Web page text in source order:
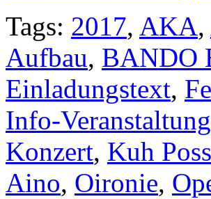
Tags: 2017, AKA,
Aufbau, BANDO
Einladungstext,
Info-Veranstaltung
Konzert, Kuh
Aino, Oironie,